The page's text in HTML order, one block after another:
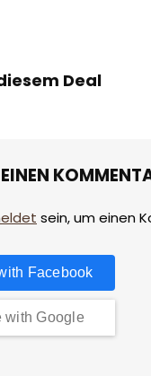
Deal
sein, um einen
Facebook
with Google